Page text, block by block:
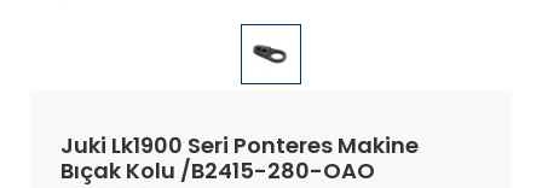
Juki Lk1900 Seri Ponteres Makine
Bıçak Kolu /B2415-280-OAO